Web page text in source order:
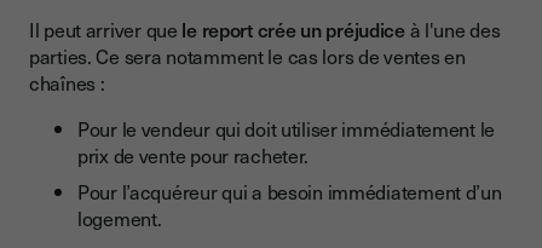
Il peut arriver que le report crée un préjudiceà l'une des
parties. Ce sera notamment le cas lors de ventes en
chaînes :
Pour le vendeur qui doit utiliser immédiatement le
prix de vente pour racheter.
Pour l’acquéreur qui a besoin immédiatement d’un
logement.